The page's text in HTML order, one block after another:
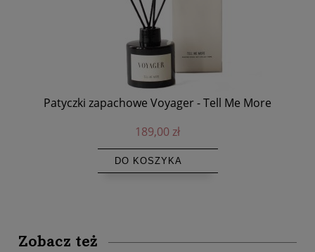
Patyczki zapachowe Voyager - Tell Me More
189,00 zł
DO KOSZYKA
Zobacz też